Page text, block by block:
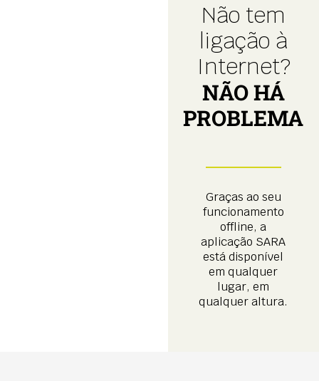
Não tem
ligação à
Internet?
NÃO HÁ
PROBLEMA
Graças ao seu
funcionamento
offline, a
aplicação SARA
está disponível
em qualquer
lugar, em
qualquer altura.